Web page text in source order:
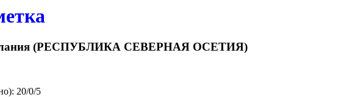
Алания (РЕСПУБЛИКА СЕВЕРНАЯ ОСЕТИЯ)
20/0/5